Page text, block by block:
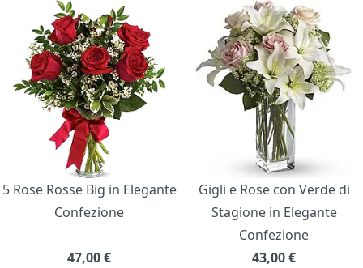
5 Rose Rosse Big in Elegante
Confezione
47,00€
Gigli e Rose con Verde di
Stagione in Elegante
Confezione
43,00€